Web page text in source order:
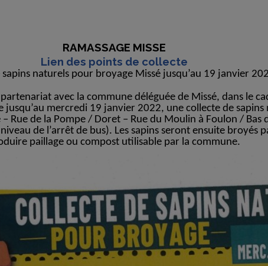
RAMASSAGE MISSE
Lien des points de collecte
sapins naturels pour broyage Missé jusqu’au 19 janvier
avec la commune déléguée de Missé, dans le
mercredi 19 janvier 2022, une collecte de
Rue de la Pompe / Doret – Rue du Moulin à Foulon /
de l’arrêt de bus). Les sapins seront ensuite broyés
paillage ou compost utilisable par la commune.